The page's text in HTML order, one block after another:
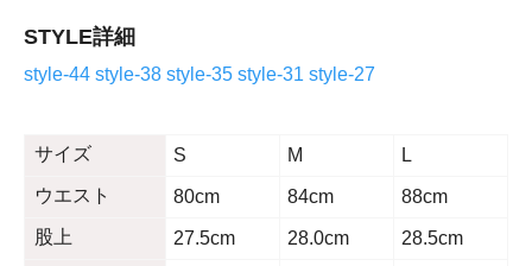
STYLE詳細
style-44 style-38 style-35 style-31 style-27
サイズ S M
L
ウエスト
80cm 84cm
88cm
股上
27.5cm 28.0cm 28.5cm